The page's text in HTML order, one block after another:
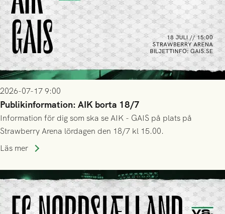
2026-07-17 9:00
Publikinformation: AIK borta 18/7
Information för dig som ska se AIK - GAIS på plats på
Strawberry Arena lördagen den 18/7 kl 15.00.
Läs mer